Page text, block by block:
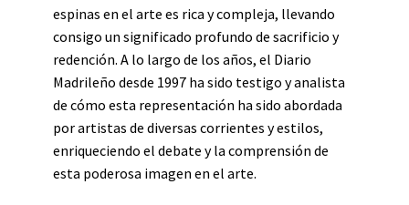
espinas en el arte es rica y compleja, llevando
consigo un significado profundo de sacrificio y
redención. A lo largo de los años, el Diario
Madrileño desde 1997 ha sido testigo y analista
de cómo esta representación ha sido abordada
por artistas de diversas corrientes y estilos,
enriqueciendo el debate y la comprensión de
esta poderosa imagen en el arte.